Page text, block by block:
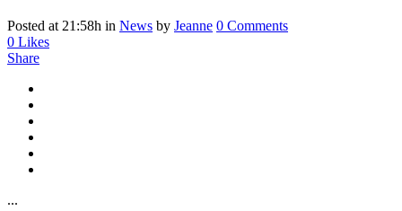
Posted at 21:58h in News by Jeanne 0 Comments
0 Likes
Share
...